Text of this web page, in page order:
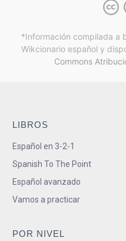
*Información compilada a
Wikcionario español y
Commons
LIBROS
Español en 3-2-1
Spanish To The Point
Español avanzado
Vamos a practicar
POR NIVEL